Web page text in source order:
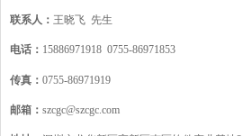
联系人： 王晓飞 先生
电话： 15886971918 0755-86971853
传真： 0755-86971919
邮箱： szcgc@szcgc.com